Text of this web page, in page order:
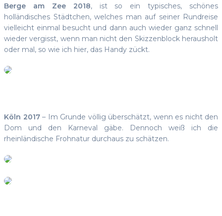
Berge am Zee 2018, ist so ein typisches, schönes
holländisches Städtchen, welches man auf seiner Rundreise
vielleicht einmal besucht und dann auch wieder ganz schnell
wieder vergisst, wenn man nicht den Skizzenblock herausholt
oder mal, so wie ich hier, das Handy zückt.
Köln 2017– Im Grunde völlig überschätzt, wenn es nicht den
Dom und den Karneval gäbe. Dennoch weiß ich die
rheinländische Frohnatur durchaus zu schätzen.